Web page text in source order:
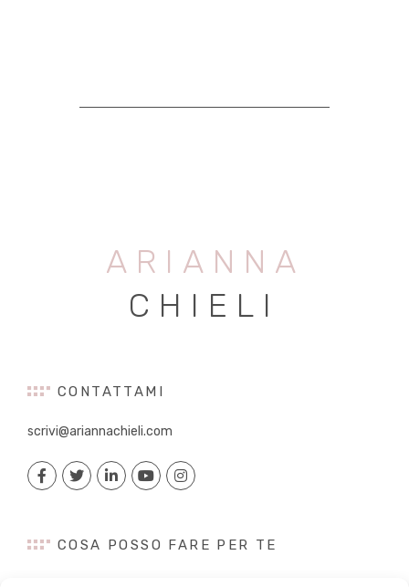
ARIANNA
CHIELI
CONTATTAMI
scrivi@ariannachieli.com
COSA POSSO FARE PER TE